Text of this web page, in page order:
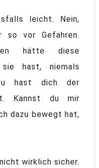
leicht. Nein,
so vor Gefahren.
hätte diese
hast, niemals
hast dich der
Kannst du mir
dazu bewegt hat,
wirklich sicher.